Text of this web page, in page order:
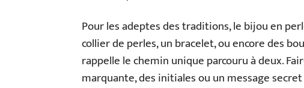
Pour les adeptes des traditions, le bijou en
collier de perles, un bracelet, ou encore des
rappelle le chemin unique parcouru à deux.
marquante, des initiales ou un message